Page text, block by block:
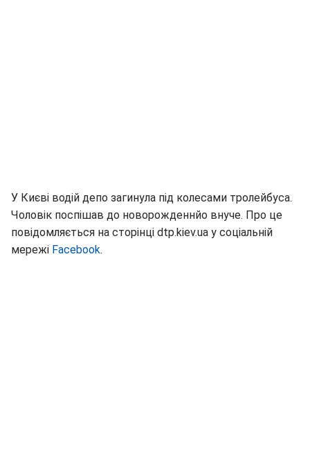
У Києві водій депо загинула під колесами тролейбуса.
Чоловік поспішав до новорожденнйо внуче. Про це
повідомляється на сторінці dtp.kiev.ua у соціальній
мережі Facebook.